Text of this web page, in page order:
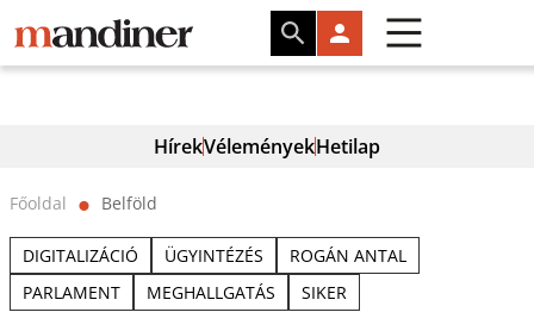
HírekVéleményekHetilap
Főoldal ⬤ Belföld
DIGITALIZÁCIÓ ÜGYINTÉZÉS
ROGÁN ANTAL
PARLAMENT
MEGHALLGATÁS SIKER